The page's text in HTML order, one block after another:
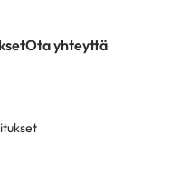
Ota yhteyttä